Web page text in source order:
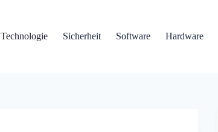
Technologie
Sicherheit Software Hardware